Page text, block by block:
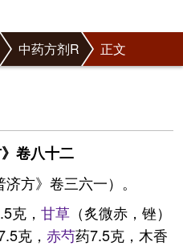
中药方剂R 正文
卷八十二
方》卷三六一）。
克， 甘草 （炙微赤，锉）
克， 赤芍药7.5克，木香